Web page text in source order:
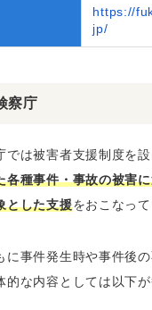
https://
jp/
察庁
では被害者支援制度を
各種事件・事故の被害
とした支援をおこなって
に事件発生時や事件後
的な内容としては以下が